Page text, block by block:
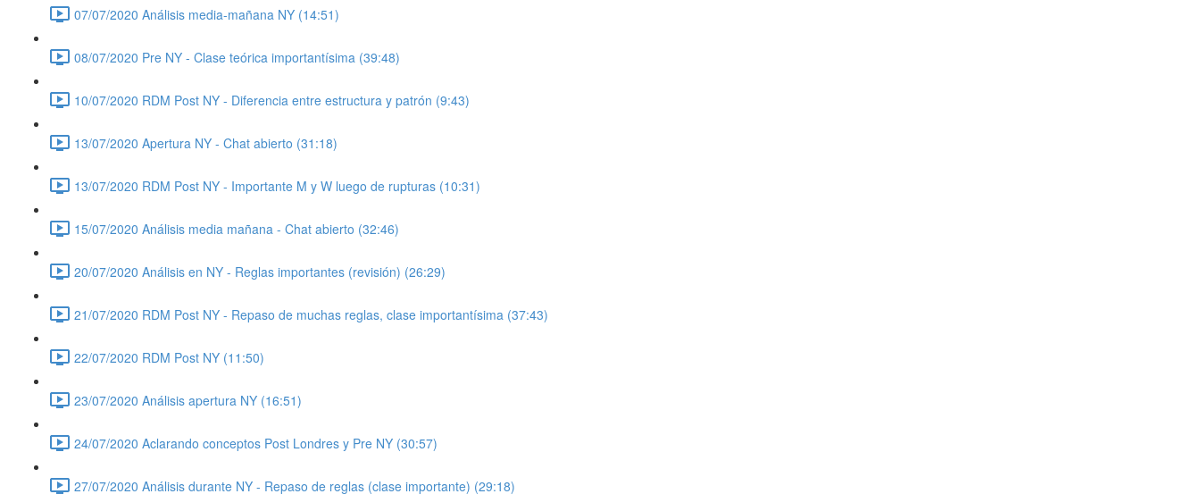
07/07/2020 Análisis media-mañana NY (14:51)
08/07/2020 Pre NY - Clase teórica importantísima (39:48)
10/07/2020 RDM Post NY - Diferencia entre estructura y patrón (9:43)
13/07/2020 Apertura NY - Chat abierto (31:18)
13/07/2020 RDM Post NY - Importante M y W luego de rupturas (10:31)
15/07/2020 Análisis media mañana - Chat abierto (32:46)
20/07/2020 Análisis en NY - Reglas importantes (revisión) (26:29)
21/07/2020 RDM Post NY - Repaso de muchas reglas, clase importantísima (37:43)
22/07/2020 RDM Post NY (11:50)
23/07/2020 Análisis apertura NY (16:51)
24/07/2020 Aclarando conceptos Post Londres y Pre NY (30:57)
27/07/2020 Análisis durante NY - Repaso de reglas (clase importante) (29:18)